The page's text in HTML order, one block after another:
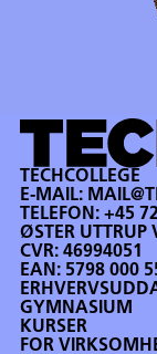
TECHCOLLEGE
E-MAIL:
TELEFON:+45
ØSTER UTTRUP
CVR: 46994051
EAN: 5798 000
GYMNASIUM
KURSER
FOR